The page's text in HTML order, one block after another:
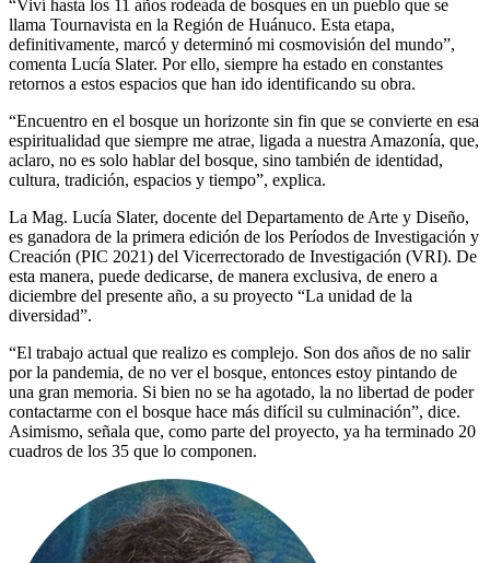
“Viví hasta los 11 años rodeada de bosques en un pueblo que se
llama Tournavista en la Región de Huánuco. Esta etapa,
definitivamente, marcó y determinó mi cosmovisión del mundo”,
comenta Lucía Slater. Por ello, siempre ha estado en constantes
retornos a estos espacios que han ido identificando su obra.
“Encuentro en el bosque un horizonte sin fin que se convierte en esa
espiritualidad que siempre me atrae, ligada a nuestra Amazonía, que,
aclaro, no es solo hablar del bosque, sino también de identidad,
cultura, tradición, espacios y tiempo”, explica.
La Mag. Lucía Slater, docente del Departamento de Arte y Diseño,
es ganadora de la primera edición de los Períodos de Investigación y
Creación (PIC 2021) del Vicerrectorado de Investigación (VRI). De
esta manera, puede dedicarse, de manera exclusiva, de enero a
diciembre del presente año, a su proyecto “La unidad de la
diversidad”.
“El trabajo actual que realizo es complejo. Son dos años de no salir
por la pandemia, de no ver el bosque, entonces estoy pintando de
una gran memoria. Si bien no se ha agotado, la no libertad de poder
contactarme con el bosque hace más difícil su culminación”, dice.
Asimismo, señala que, como parte del proyecto, ya ha terminado 20
cuadros de los 35 que lo componen.